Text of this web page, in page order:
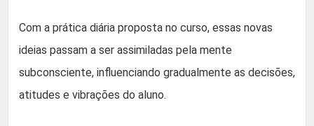
Com a prática diária proposta no curso, essas novas
ideias passam a ser assimiladas pela mente
subconsciente, influenciando gradualmente as decisões,
atitudes e vibrações do aluno.